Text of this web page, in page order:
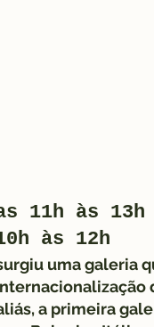
11h às 13h
às 12h
uma galeria
a primeira